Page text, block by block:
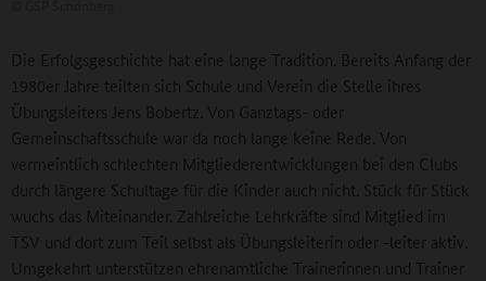
Die Erfolgsgeschichte hat eine lange Tradition. Bereits Anfang der
1980er Jahre teilten sich Schule und Verein die Stelle ihres
Übungsleiters Jens Bobertz. Von Ganztags- oder
Gemeinschaftsschule war da noch lange keine Rede. Von
vermeintlich schlechten Mitgliederentwicklungen bei den Clubs
durch längere Schultage für die Kinder auch nicht. Stück für Stück
wuchs das Miteinander. Zahlreiche Lehrkräfte sind Mitglied im
TSV und dort zum Teil selbst als Übungsleiterin oder -leiter aktiv.
Umgekehrt unterstützen ehrenamtliche Trainerinnen und Trainer